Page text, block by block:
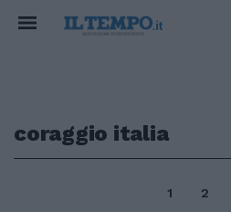
coraggio italia
1 2